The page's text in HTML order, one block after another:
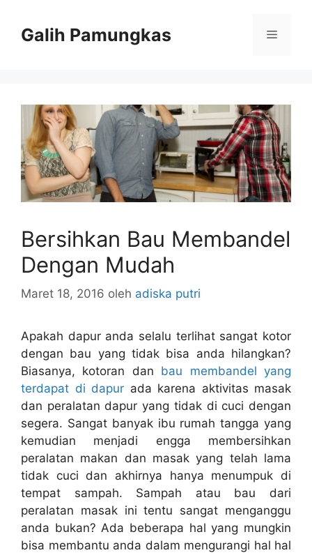
Galih Pamungkas Menu
Bersihkan Bau Membandel
Dengan Mudah
Maret 18, 2016 oleh adiska putri
Apakah dapur anda selalu terlihat sangat kotor
dengan bau yang tidak bisa anda hilangkan?
Biasanya, kotoran dan bau membandel yang
terdapat di dapur ada karena aktivitas masak
dan peralatan dapur yang tidak di cuci dengan
segera. Sangat banyak ibu rumah tangga yang
kemudian menjadi engga membersihkan
peralatan makan dan masak yang telah lama
tidak cuci dan akhirnya hanya menumpuk di
tempat sampah. Sampah atau bau dari
peralatan masak ini tentu sangat menganggu
anda bukan? Ada beberapa hal yang mungkin
bisa membantu anda dalam mengurangi hal hal